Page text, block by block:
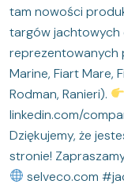
tam nowości
targów jachtowych
reprezentowanych
Marine, Fiart Mare,
Rodman, Ranieri).
linkedin.com/
Dziękujemy, że
stronie!
selveco.com